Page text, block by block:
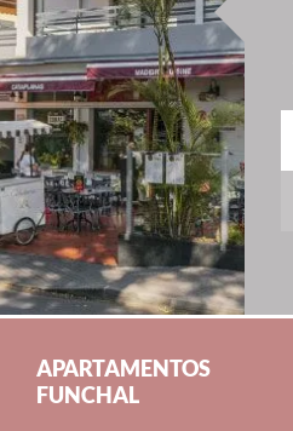
APARTAMENTOS
FUNCHAL